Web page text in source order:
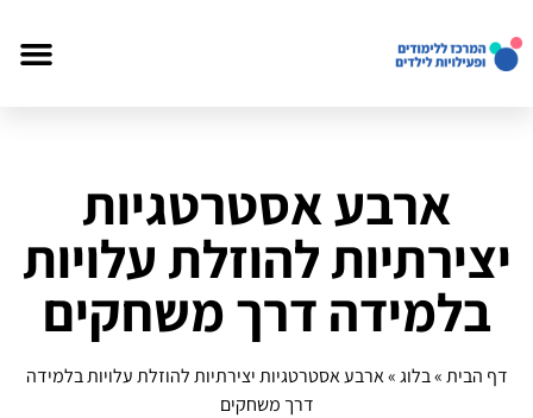
ארבע אסטרטגיות
יצירתיות להוזלת עלויות
בלמידה דרך משחקים
דף הבית»בלוג»ארבע אסטרטגיות יצירתיות להוזלת עלויות בלמידה
דרך משחקים